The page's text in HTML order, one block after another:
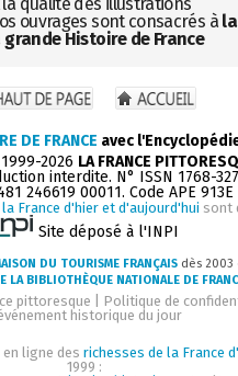
ouvrages sont consacrés à la
Histoire de France
DE FRANCE avec
2026 LA FRANCE
interdite. N° ISSN 1768-
246619 00011. Code APE 913E
la France d'hier et d'aujourd'hui sont
Site déposé à l'INPI
DU TOURISME FRANÇAIS dès
LA BIBLIOTHÈQUE NATIONALE DE
pittoresque
Politique de
historique du jour
en ligne des richesses de la France
1999 :